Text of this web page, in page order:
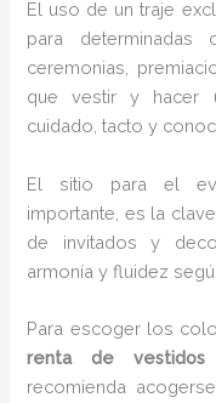
El uso de un traje
para determinadas
ceremonias,
que vestir y hacer
cuidado, tacto y
El sitio para el
importante, es la
de invitados y
armonía y fluidez
Para escoger los
renta de
recomienda